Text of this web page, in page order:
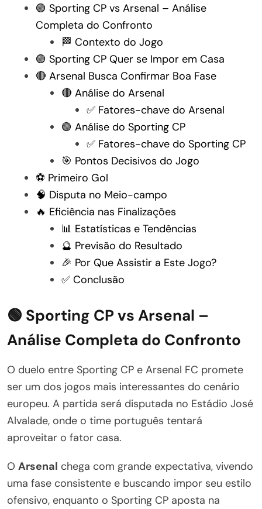
🟢 Sporting CP vs Arsenal – Análise
Completa do Confronto
🏁 Contexto do Jogo
🟢 Sporting CP Quer se Impor em Casa
🔴 Arsenal Busca Confirmar Boa Fase
🔴 Análise do Arsenal
✅ Fatores-chave do Arsenal
🟢 Análise do Sporting CP
✅ Fatores-chave do Sporting CP
🎯 Pontos Decisivos do Jogo
⚽ Primeiro Gol
🧠 Disputa no Meio-campo
🔥 Eficiência nas Finalizações
📊 Estatísticas e Tendências
🔮 Previsão do Resultado
🎉 Por Que Assistir a Este Jogo?
✅ Conclusão
🟢 Sporting CP vs Arsenal –
Análise Completa do Confronto
O duelo entre Sporting CP e Arsenal FC promete
ser um dos jogos mais interessantes do cenário
europeu. A partida será disputada no Estádio José
Alvalade, onde o time português tentará
aproveitar o fator casa.
O Arsenal chega com grande expectativa, vivendo
uma fase consistente e buscando impor seu estilo
ofensivo, enquanto o Sporting CP aposta na